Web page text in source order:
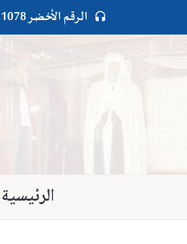

 الرقم الأخضر 1078
الرئيسية